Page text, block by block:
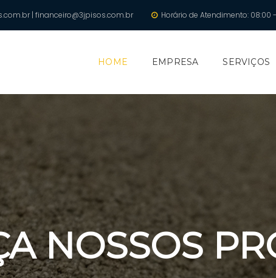
| financeiro@3jpisos.com.br Horário de Atendimento: 08:00 -
HOME EMPRESA SERVIÇOS
NOSSOS